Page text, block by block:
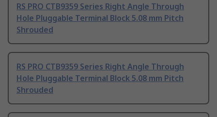
RS PRO CTB9359 Series Right Angle Through
Hole Pluggable Terminal Block 5.08 mm Pitch
Shrouded
RS PRO CTB9359 Series Right Angle Through
Hole Pluggable Terminal Block 5.08 mm Pitch
Shrouded